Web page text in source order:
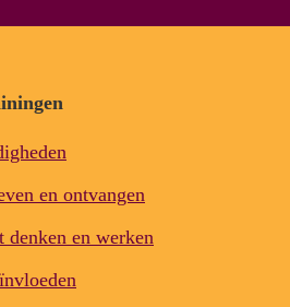
en ontvangen
en werken